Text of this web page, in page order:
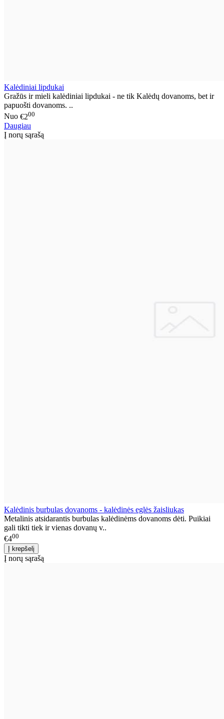
Kalėdiniai lipdukai
Gražūs ir mieli kalėdiniai lipdukai - ne tik Kalėdų dovanoms, bet ir
papuošti dovanoms. ..
Nuo €200
Daugiau
Į norų sąrašą
Kalėdinis burbulas dovanoms - kalėdinės eglės žaisliukas
Metalinis atsidarantis burbulas kalėdinėms dovanoms dėti. Puikiai
gali tikti tiek ir vienas dovanų v..
€400
Į norų sąrašą